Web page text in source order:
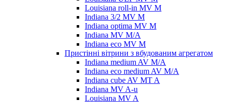
Louisiana roll-in MV M
Indiana 3/2 MV M
Indiana optima MV M
Indiana MV M/A
Indiana eco MV M
Пристінні вітрини з вбудованим агрегатом
Indiana medium AV M/A
Indiana eco medium AV M/A
Indiana cube AV MT A
Indiana MV A-u
Louisiana MV A